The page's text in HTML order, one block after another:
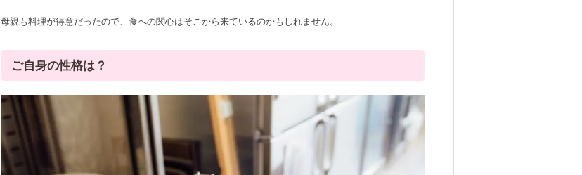
母親も料理が得意だったので、食への関心はそこから来ているのかもしれません。
ご自身の性格は？